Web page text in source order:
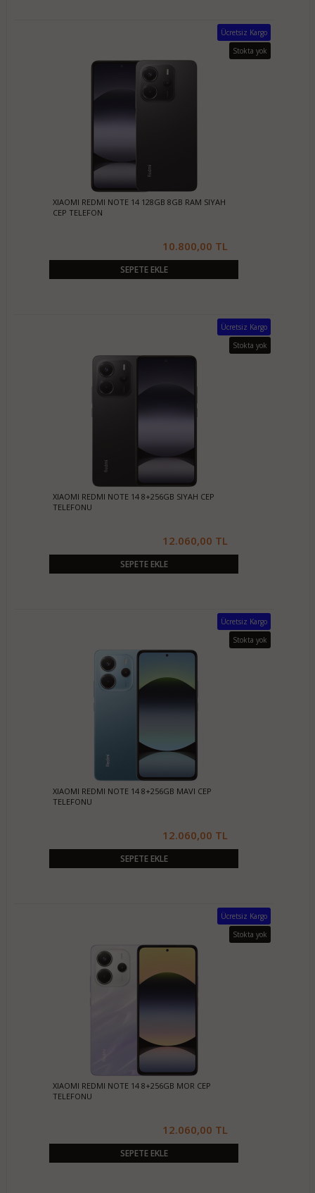
Ücretsiz Kargo
Stokta yok
XIAOMI REDMI NOTE 14 128GB 8GB RAM SIYAH
CEP TELEFON
10.800,00 TL
SEPETE EKLE
Ücretsiz Kargo
Stokta yok
XIAOMI REDMI NOTE 14 8+256GB SIYAH CEP
TELEFONU
12.060,00 TL
SEPETE EKLE
Ücretsiz Kargo
Stokta yok
XIAOMI REDMI NOTE 14 8+256GB MAVI CEP
TELEFONU
12.060,00 TL
SEPETE EKLE
Ücretsiz Kargo
Stokta yok
XIAOMI REDMI NOTE 14 8+256GB MOR CEP
TELEFONU
12.060,00 TL
SEPETE EKLE